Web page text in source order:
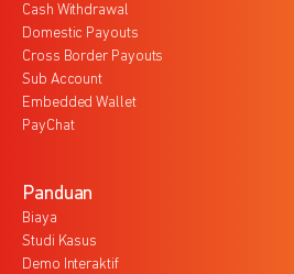
Cash Withdrawal
Domestic Payouts
Cross Border Payouts
Sub Account
Embedded Wallet
PayChat
Panduan
Biaya
Studi Kasus
Demo Interaktif